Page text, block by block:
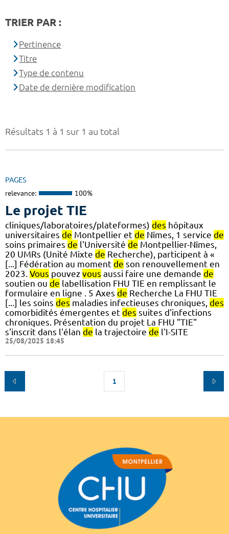
Résultats 1 à 1 sur 1 au total
PAGES
relevance: 100%
Le projet TIE
cliniques/laboratoires/plateformes) des hôpitaux
universitaires de Montpellier et de Nîmes, 1 service de
soins primaires de l'Université de Montpellier-Nîmes,
20 UMRs (Unité Mixte de Recherche), participent à «
[...] Fédération au moment de son renouvellement en
2023. Vous pouvez vous aussi faire une demande de
soutien ou de labellisation FHU TIE en remplissant le
formulaire en ligne . 5 Axes de Recherche La FHU TIE
[...] les soins des maladies infectieuses chroniques, des
comorbidités émergentes et des suites d'infections
chroniques. Présentation du projet La FHU "TIE"
s'inscrit dans l'élan de la trajectoire de l'I-SITE
25/08/2025 18:45
1
TRIER PAR :
Pertinence
Titre
Type de contenu
Date de dernière modification